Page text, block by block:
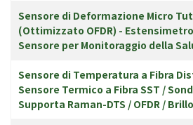
Sensore di Deformazione Micro
(Ottimizzato OFDR) -
Sensore per Monitoraggio della
Sensore di Temperatura a Fibra
Sensore Termico a Fibra SST /
Supporta Raman-DTS / OFDR /